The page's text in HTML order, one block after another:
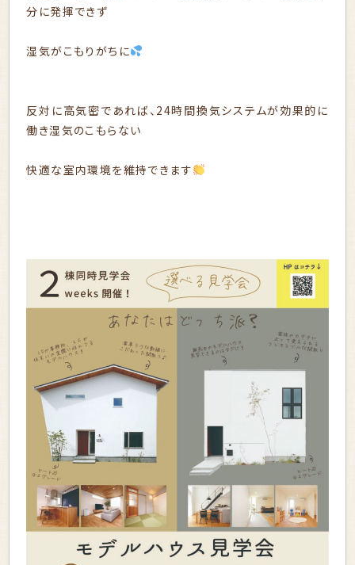
分に発揮できず
湿気がこもりがちに
反対に高気密であれば、24時間換気システムが効果的に
働き湿気のこもらない
快適な室内環境を維持できます